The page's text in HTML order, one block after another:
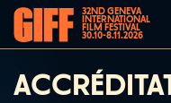
32ND GENEVA
INTERNATIONAL
FILM FESTIVAL
30.10-8.11.2026